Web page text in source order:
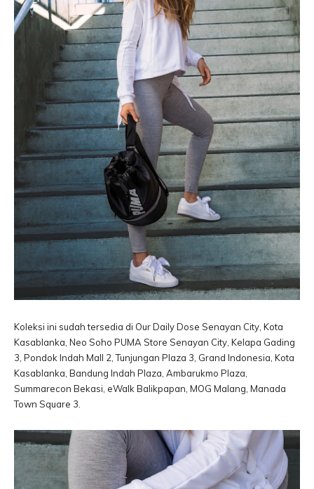
Koleksi ini sudah tersedia di Our Daily Dose Senayan City, Kota
Kasablanka, Neo Soho PUMA Store Senayan City, Kelapa Gading
3, Pondok Indah Mall 2, Tunjungan Plaza 3, Grand Indonesia, Kota
Kasablanka, Bandung Indah Plaza, Ambarukmo Plaza,
Summarecon Bekasi, eWalk Balikpapan, MOG Malang, Manada
Town Square 3.